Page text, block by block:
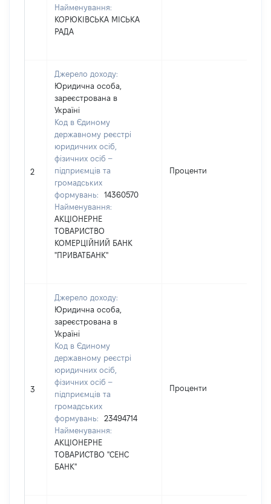
Найменування:
КОРЮКІВСЬКА МІСЬКА
РАДА
2
Джерело доходу:
Юридична особа,
зареєстрована в
Україні
Код в Єдиному
державному реєстрі
юридичних осіб,
фізичних осіб –
підприємців та
громадських
формувань:
14360570
Найменування:
АКЦІОНЕРНЕ
ТОВАРИСТВО
КОМЕРЦІЙНИЙ БАНК
"ПРИВАТБАНК"
Проценти
3
Джерело доходу:
Юридична особа,
зареєстрована в
Україні
Код в Єдиному
державному реєстрі
юридичних осіб,
фізичних осіб –
підприємців та
громадських
формувань:
23494714
Найменування:
АКЦІОНЕРНЕ
ТОВАРИСТВО "СЕНС
БАНК"
Проценти